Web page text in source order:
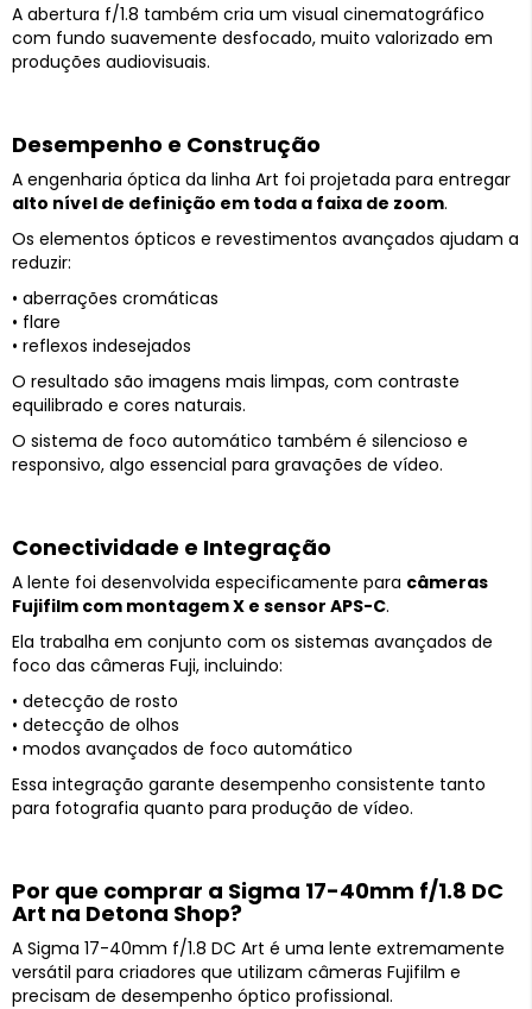
A abertura f/1.8 também cria um visual cinematográfico
com fundo suavemente desfocado, muito valorizado em
produções audiovisuais.
Desempenho e Construção
A engenharia óptica da linha Art foi projetada para entregar
alto nível de definição em toda a faixa de zoom.
Os elementos ópticos e revestimentos avançados ajudam a
reduzir:
• aberrações cromáticas
• flare
• reflexos indesejados
O resultado são imagens mais limpas, com contraste
equilibrado e cores naturais.
O sistema de foco automático também é silencioso e
responsivo, algo essencial para gravações de vídeo.
Conectividade e Integração
A lente foi desenvolvida especificamente para câmeras
Fujifilm com montagem X e sensor APS-C.
Ela trabalha em conjunto com os sistemas avançados de
foco das câmeras Fuji, incluindo:
• detecção de rosto
• detecção de olhos
• modos avançados de foco automático
Essa integração garante desempenho consistente tanto
para fotografia quanto para produção de vídeo.
Por que comprar a Sigma 17-40mm f/1.8 DC
Art na Detona Shop?
A Sigma 17-40mm f/1.8 DC Art é uma lente extremamente
versátil para criadores que utilizam câmeras Fujifilm e
precisam de desempenho óptico profissional.